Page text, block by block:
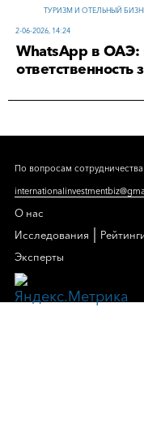
ТУРИЗМ И ОТЕЛЬНЫЙ
2-06-2026, 14:24
WhatsApp в ОАЭ:
По вопросам
О нас
Исследования
Эксперты